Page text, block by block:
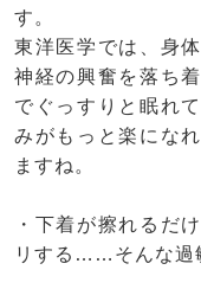
す。
東洋医学では、身
神経の興奮を落ち
でぐっすりと眠れ
みがもっと楽にな
ますね。
・下着が擦れるだ
リする……そんな過